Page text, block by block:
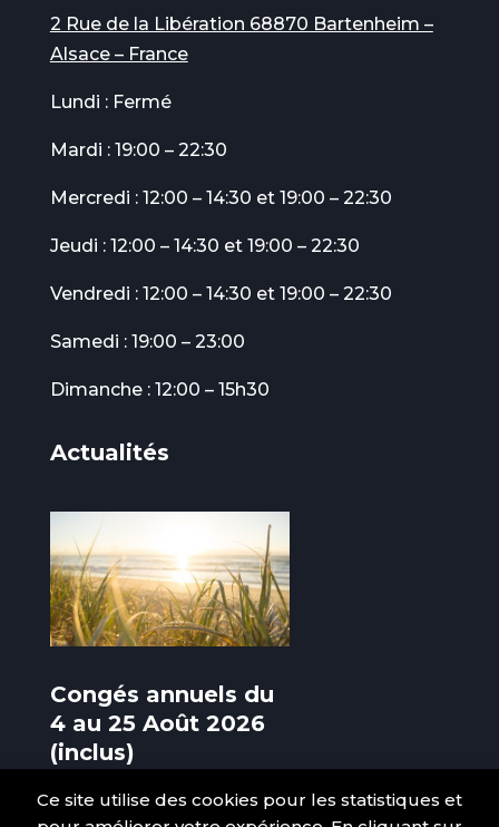
Ce site utilise des cookies pour les statistiques et
2 Rue de la Libération 68870 Bartenheim –
Alsace – France
Lundi : Fermé
Mardi : 19:00 – 22:30
Mercredi : 12:00 – 14:30 et 19:00 – 22:30
Jeudi : 12:00 – 14:30 et 19:00 – 22:30
Vendredi : 12:00 – 14:30 et 19:00 – 22:30
Samedi : 19:00 – 23:00
Dimanche : 12:00 – 15h30
Actualités
Congés annuels du
4 au 25 Août 2026
(inclus)
3 Août 2026